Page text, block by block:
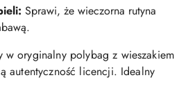
Sprawi, że wieczorna rutyna
w oryginalny polybag z wieszakiem
autentyczność licencji. Idealny